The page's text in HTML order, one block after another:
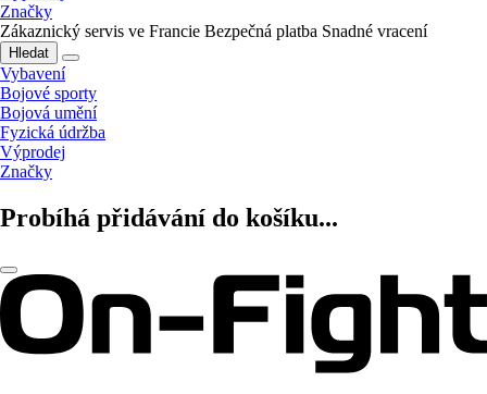
Značky
Zákaznický servis ve Francie Bezpečná platba Snadné vracení
Hledat
Vybavení
Bojové sporty
Bojová umění
Fyzická údržba
Výprodej
Značky
Probíhá přidávání do košíku...